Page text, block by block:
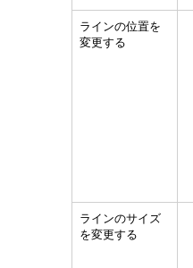
ラインの位置を
変更する
ラインのサイズ
を変更する